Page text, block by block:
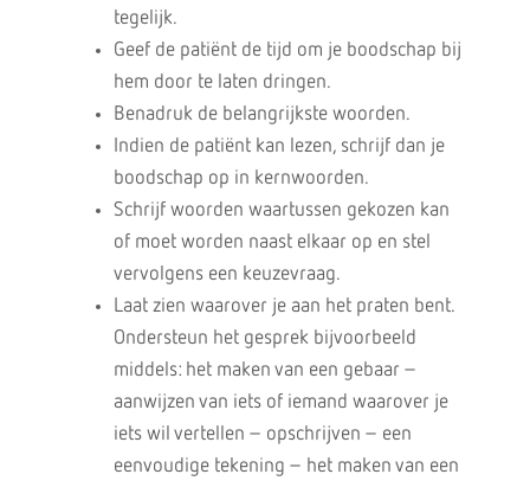
tegelijk.
Geef de patiënt de tijd om je boodschap bij
hem door te laten dringen.
Benadruk de belangrijkste woorden.
Indien de patiënt kan lezen, schrijf dan je
boodschap op in kernwoorden.
Schrijf woorden waartussen gekozen kan
of moet worden naast elkaar op en stel
vervolgens een keuzevraag.
Laat zien waarover je aan het praten bent.
Ondersteun het gesprek bijvoorbeeld
middels: het maken van een gebaar –
aanwijzen van iets of iemand waarover je
iets wil vertellen – opschrijven – een
eenvoudige tekening – het maken van een